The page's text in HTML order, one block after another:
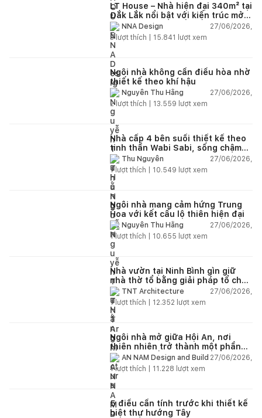
LT House – Nhà hiện đại 340m² tại
Đắk Lắk nổi bật với kiến trúc mở
và hệ sân vườn kết nối thiên
nhiên
NNA Design
27/06/2026,
3lượt thích | 15.841 lượt xem
Ngôi nhà không cần điều hòa nhờ
thiết kế theo khí hậu
Nguyễn Thu Hằng
27/06/2026,
2lượt thích | 13.559 lượt xem
Nhà cấp 4 bên suối thiết kế theo
tinh thần Wabi Sabi, sống chậm
giữa thiên nhiên
Thu Nguyễn
27/06/2026,
1lượt thích | 10.549 lượt xem
Ngôi nhà mang cảm hứng Trung
Hoa với kết cấu lộ thiên hiện đại
Nguyễn Thu Hằng
27/06/2026,
1lượt thích | 10.655 lượt xem
Nhà vườn tại Ninh Bình gìn giữ
nhà thờ tổ bằng giải pháp tổ chức
lại không gian
TNT Architecture
27/06/2026,
1lượt thích | 12.352 lượt xem
Ngôi nhà mở giữa Hội An, nơi
thiên nhiên trở thành một phần
của cuộc sống
AN NAM Design and Build 27/06/2026,
1lượt thích | 11.228 lượt xem
5 điều cần tính trước khi thiết kế
biệt thự hướng Tây